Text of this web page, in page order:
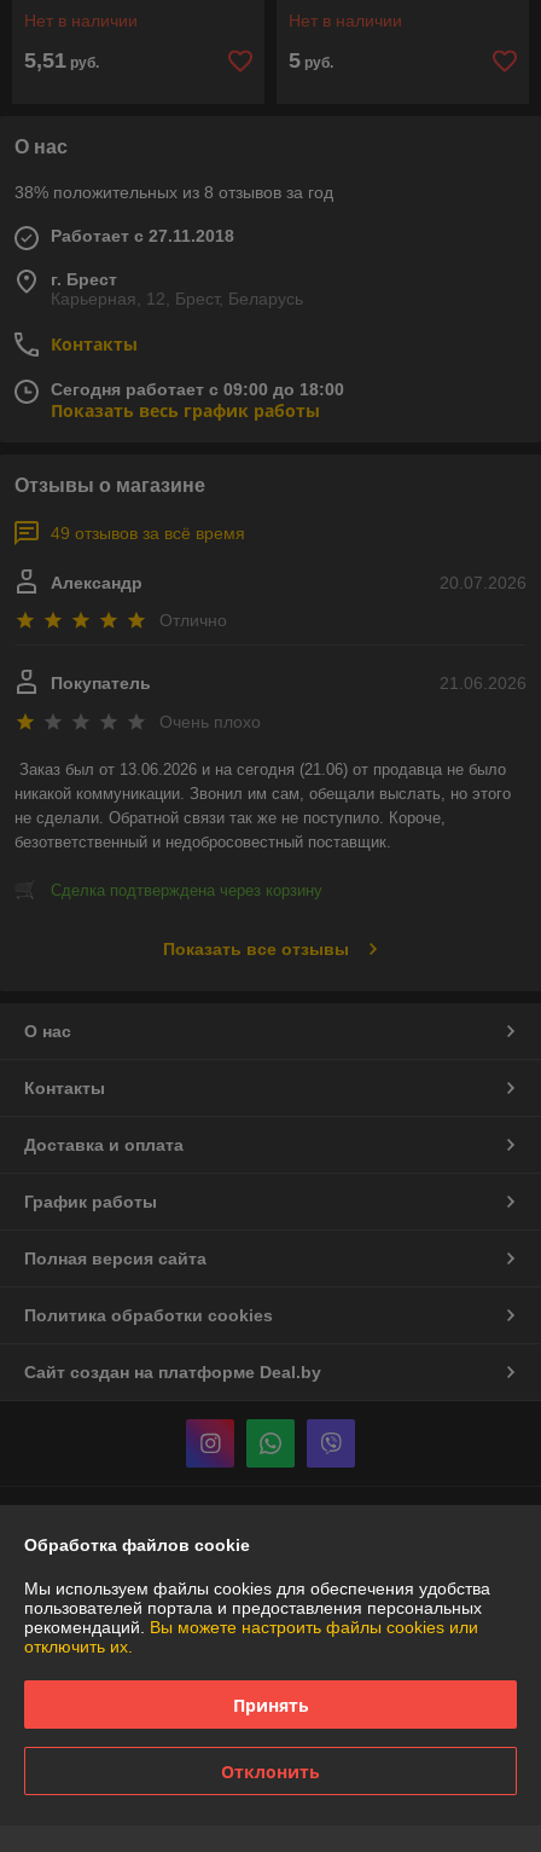
Нет в наличии
5,51 руб.
Нет в наличии
5 руб.
О нас
38% положительных из 8 отзывов за год
Работает с 27.11.2018
г. Брест
Карьерная, 12, Брест, Беларусь
Контакты
Сегодня работает с 09:00 до 18:00
Показать весь график работы
Отзывы о магазине
49 отзывов за всё время
20.07.2026
Александр
Отлично
21.06.2026
Покупатель
Очень плохо
Заказ был от 13.06.2026 и на сегодня (21.06) от продавца не было
никакой коммуникации. Звонил им сам, обещали выслать, но этого
не сделали. Обратной связи так же не поступило. Короче,
безответственный и недобросовестный поставщик.
Сделка подтверждена через корзину
Показать все отзывы
О нас
Контакты
Доставка и оплата
График работы
Полная версия сайта
Политика обработки cookies
Сайт создан на платформе Deal.by
Юридическое лицо:
г. Брест, ул. Лейтенанта Рябцева, 44
Регистрационный номер ЕГР: 290487319
Регистрационный орган: Брестский областной исполнительный
комитет
Дата регистрации компании: 29.12.2007
Обработка файлов cookie
Мы используем файлы cookies для обеспечения удобства
пользователей портала и предоставления персональных
рекомендаций. Вы можете настроить файлы cookies или
отключить их.
Принять
Отклонить